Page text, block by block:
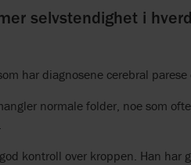
selvstendighet i
har diagnosene cerebral
normale folder, noe som
kontroll over kroppen. Han har